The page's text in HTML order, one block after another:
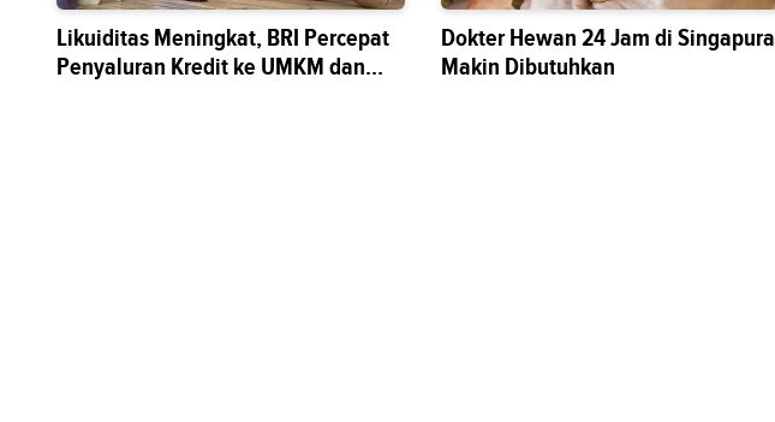
Likuiditas Meningkat, BRI Percepat
Penyaluran Kredit ke UMKM dan
Dokter Hewan 24 Jam di Singapura
Makin Dibutuhkan